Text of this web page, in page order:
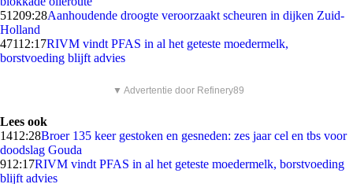
51209:28Aanhoudende droogte veroorzaakt scheuren in dijken Zuid-
Holland
47112:17RIVM vindt PFAS in al het geteste moedermelk,
borstvoeding blijft advies
▼ Advertentie door Refinery89
Lees ook
1412:28Broer 135 keer gestoken en gesneden: zes jaar cel en tbs voor
doodslag Gouda
912:17RIVM vindt PFAS in al het geteste moedermelk, borstvoeding
blijft advies